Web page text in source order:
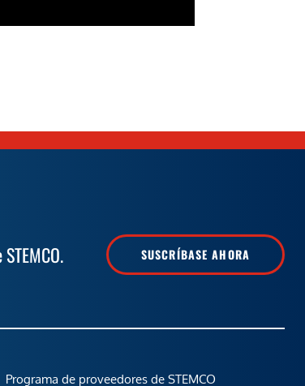
SUSCRÍBASE AHORA
Programa de proveedores de STEMCO